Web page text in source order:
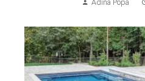
Adina Popa